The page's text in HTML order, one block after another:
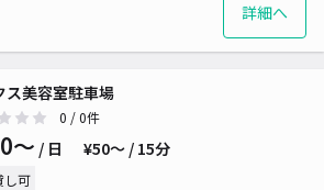
詳細へ
ス美容室駐車場
0 / 0件
〜 / 日 ¥50〜 / 15分
し可